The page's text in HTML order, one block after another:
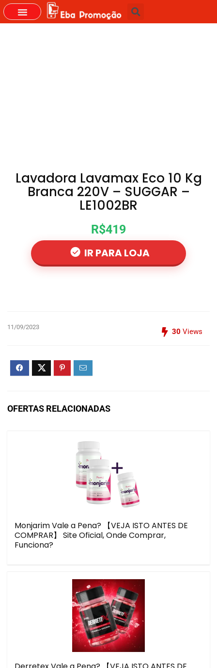
Lavadora Lavamax Eco 10 Kg
Branca 220V – SUGGAR –
LE1002BR
R$419
IR PARA LOJA
11/09/2023
30 Views
OFERTAS RELACIONADAS
Monjarim Vale a Pena? 【VEJA ISTO ANTES DE
COMPRAR】 Site Oficial, Onde Comprar,
Funciona?